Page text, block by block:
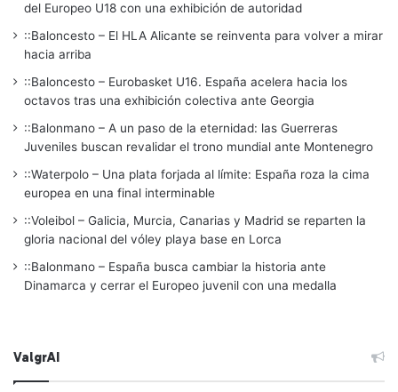
del Europeo U18 con una exhibición de autoridad
::Baloncesto – El HLA Alicante se reinventa para volver a mirar
hacia arriba
::Baloncesto – Eurobasket U16. España acelera hacia los
octavos tras una exhibición colectiva ante Georgia
::Balonmano – A un paso de la eternidad: las Guerreras
Juveniles buscan revalidar el trono mundial ante Montenegro
::Waterpolo – Una plata forjada al límite: España roza la cima
europea en una final interminable
::Voleibol – Galicia, Murcia, Canarias y Madrid se reparten la
gloria nacional del vóley playa base en Lorca
::Balonmano – España busca cambiar la historia ante
Dinamarca y cerrar el Europeo juvenil con una medalla
ValgrAI